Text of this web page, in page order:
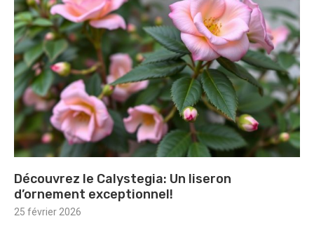
Découvrez le Calystegia: Un liseron
d’ornement exceptionnel!
25 février 2026